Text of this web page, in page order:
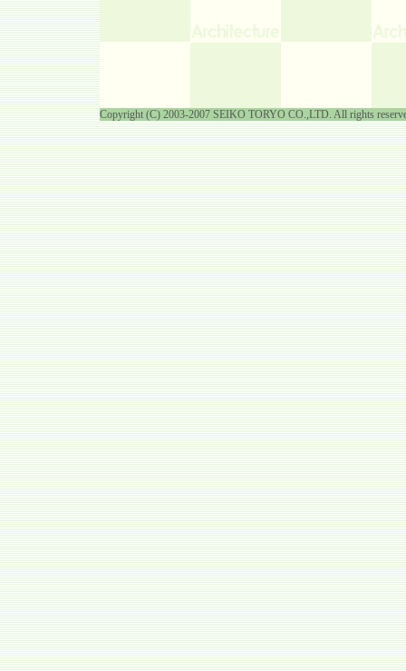
Copyright (C) 2003-2007 SEIKO TORYO CO.,LTD. All rights